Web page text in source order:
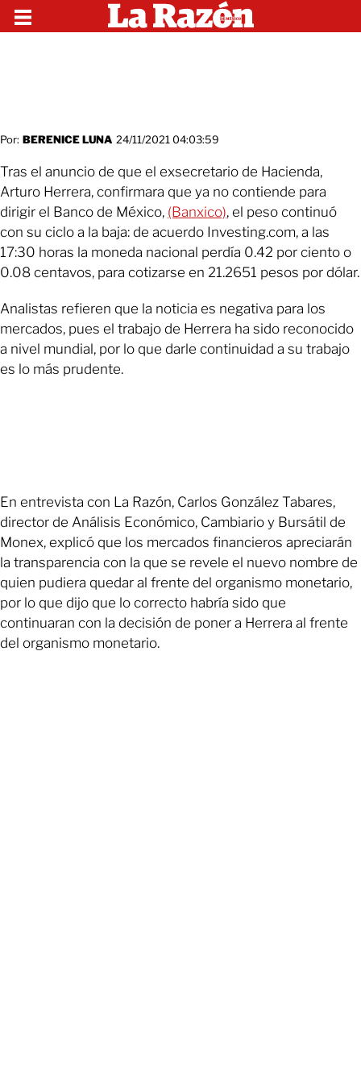
Por: BERENICE LUNA 24/11/2021 04:03:59
Tras el anuncio de que el exsecretario de Hacienda,
Arturo Herrera, confirmara que ya no contiende para
dirigir el Banco de México, (Banxico), el peso continuó
con su ciclo a la baja: de acuerdo Investing.com, a las
17:30 horas la moneda nacional perdía 0.42 por ciento o
0.08 centavos, para cotizarse en 21.2651 pesos por dólar.
Analistas refieren que la noticia es negativa para los
mercados, pues el trabajo de Herrera ha sido reconocido
a nivel mundial, por lo que darle continuidad a su trabajo
es lo más prudente.
En entrevista con La Razón, Carlos González Tabares,
director de Análisis Económico, Cambiario y Bursátil de
Monex, explicó que los mercados financieros apreciarán
la transparencia con la que se revele el nuevo nombre de
quien pudiera quedar al frente del organismo monetario,
por lo que dijo que lo correcto habría sido que
continuaran con la decisión de poner a Herrera al frente
del organismo monetario.